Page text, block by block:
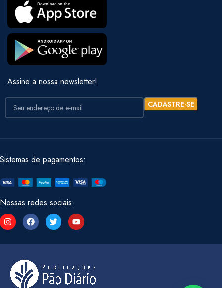
Assine a nossa newsletter!
Sistemas de pagamentos:
Nossas redes sociais: